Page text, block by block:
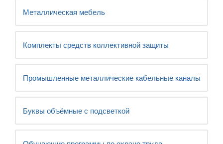
Металлическая мебель
Комплекты средств коллективной защиты
Промышленные металлические кабельные каналы
Буквы объёмные с подсветкой